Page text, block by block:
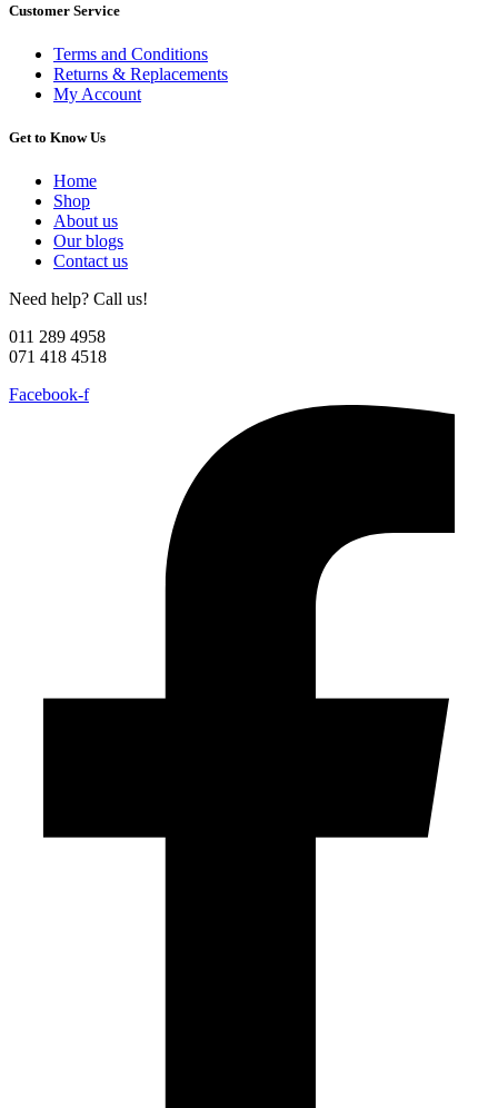
Customer Service
Terms and Conditions
Returns & Replacements
My Account
Get to Know Us
Home
Shop
About us
Our blogs
Contact us
Need help? Call us!
011 289 4958
071 418 4518
Facebook-f